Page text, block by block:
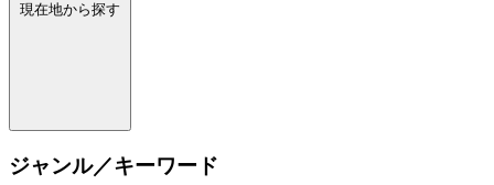
現在地から探す
ジャンル／キーワード